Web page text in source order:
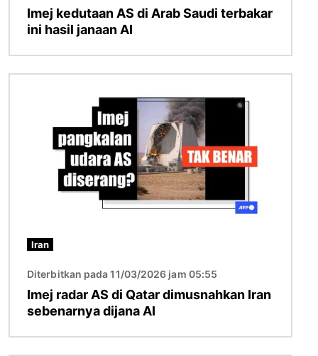
Imej kedutaan AS di Arab Saudi terbakar
ini hasil janaan AI
Iran
Diterbitkan pada 11/03/2026 jam 05:55
Imej radar AS di Qatar dimusnahkan Iran
sebenarnya dijana AI